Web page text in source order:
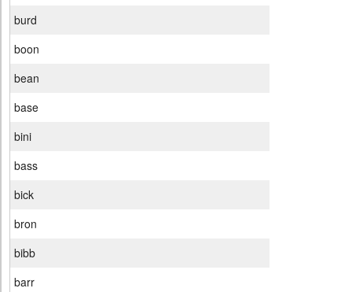
burd
boon
bean
base
bini
bass
bick
bron
bibb
barr